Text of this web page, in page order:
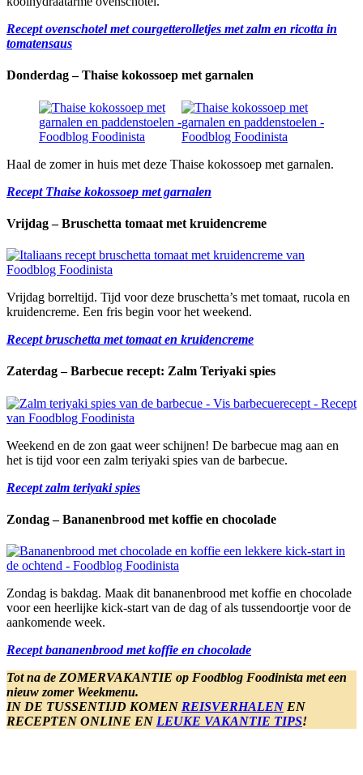
Recept ovenschotel met courgetterolletjes met zalm en ricotta in
tomatensaus
Donderdag – Thaise kokossoep met garnalen
Haal de zomer in huis met deze Thaise kokossoep met garnalen.
Recept Thaise kokossoep met garnalen
Vrijdag – Bruschetta tomaat met kruidencreme
Vrijdag borreltijd. Tijd voor deze bruschetta’s met tomaat, rucola en
kruidencreme. Een fris begin voor het weekend.
Recept bruschetta met tomaat en kruidencreme
Zaterdag – Barbecue recept: Zalm Teriyaki spies
Weekend en de zon gaat weer schijnen! De barbecue mag aan en
het is tijd voor een zalm teriyaki spies van de barbecue.
Recept zalm teriyaki spies
Zondag – Bananenbrood met koffie en chocolade
Zondag is bakdag. Maak dit bananenbrood met koffie en chocolade
voor een heerlijke kick-start van de dag of als tussendoortje voor de
aankomende week.
Recept bananenbrood met koffie en chocolade
Tot na de ZOMERVAKANTIE op Foodblog Foodinista met een
nieuw zomer Weekmenu.
IN DE TUSSENTIJD KOMEN REISVERHALEN EN
RECEPTEN ONLINE EN LEUKE VAKANTIE TIPS!